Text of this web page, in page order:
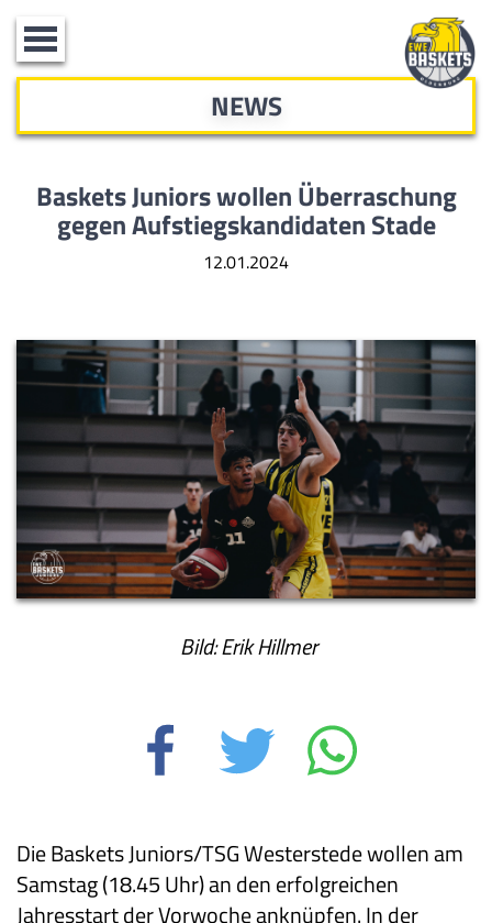
Toggle
navigation
NEWS
Baskets Juniors wollen Überraschung
gegen Aufstiegskandidaten Stade
12.01.2024
Bild: Erik Hillmer
Die Baskets Juniors/TSG Westerstede wollen am
Samstag (18.45 Uhr) an den erfolgreichen
Jahresstart der Vorwoche anknüpfen. In der